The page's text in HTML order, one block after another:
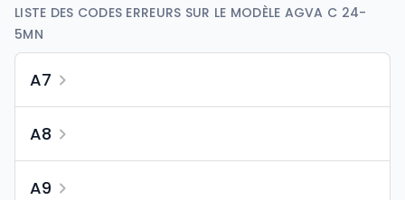
LISTE DES CODES ERREURS SUR LE MODÈLE AGVA C 24-
5MN
A7
A8
A9